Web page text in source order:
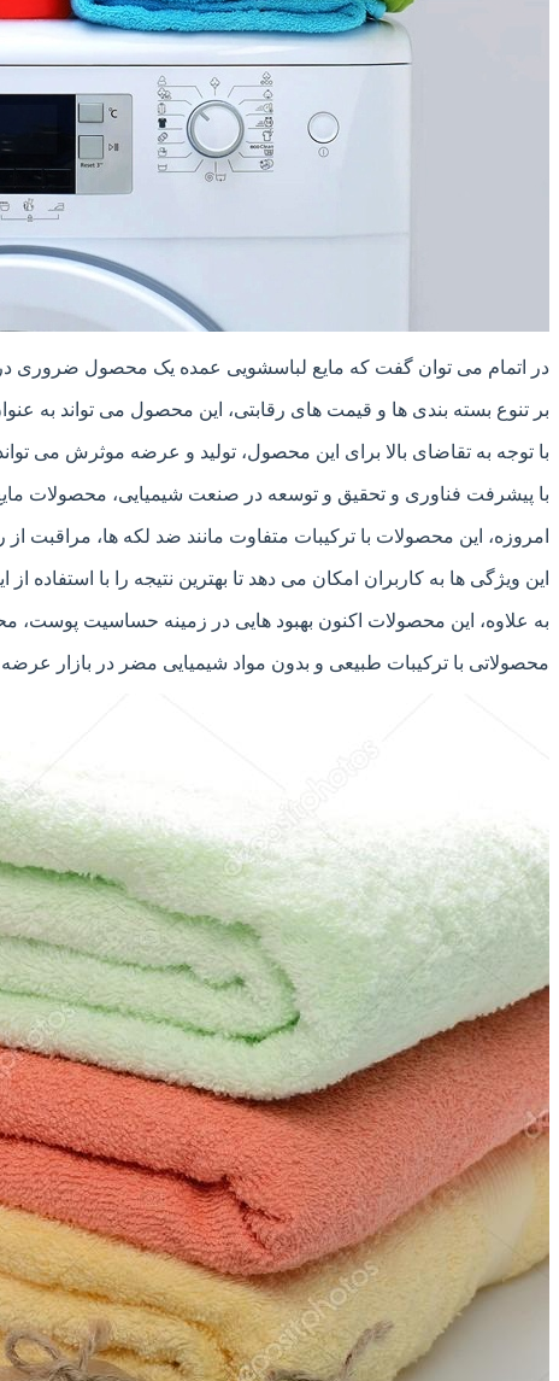
در اتمام می توان گفت که مایع لباسشویی عمده یک محصول ضروری
بر تنوع بسته بندی ها و قیمت های رقابتی، این محصول می تواند به
با توجه به تقاضای بالا برای این محصول، تولید و عرضه موثرش
با پیشرفت فناوری و تحقیق و توسعه در صنعت شیمیایی، محصولات
امروزه، این محصولات با ترکیبات متفاوت مانند ضد لکه ها، مراقبت
این ویژگی ها به کاربران امکان می دهد تا بهترین نتیجه را با استفاده
به علاوه، این محصولات اکنون بهبود هایی در زمینه حساسیت پوست،
محصولاتی با ترکیبات طبیعی و بدون مواد شیمیایی مضر در بازار